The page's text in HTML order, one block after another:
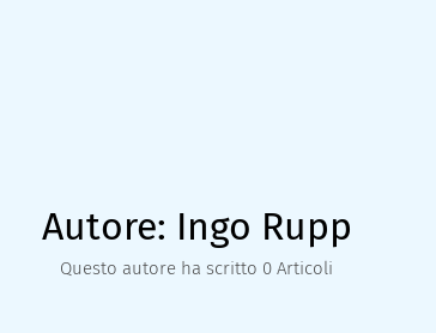
Autore: Ingo Rupp
Questo autore ha scritto 0 Articoli